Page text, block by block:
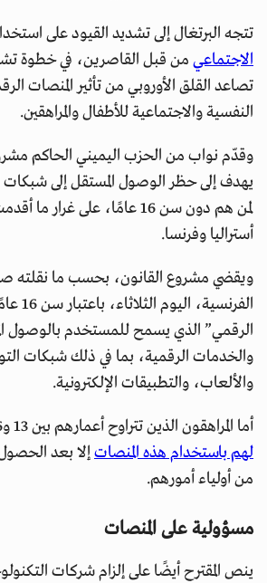
تتجه البرتغال إلى تشديد القيود على
الاجتماعي من قبل القاصرين، في خطوة
تصاعد القلق الأوروبي من تأثير المنصات
النفسية والاجتماعية للأطفال والمراهقين.
وقدّم نواب من الحزب اليميني الحاكم
يهدف إلى حظر الوصول المستقل إلى شبكات
لمن هم دون سن 16 عامًا، على
أستراليا وفرنسا.
ويقضي مشروع القانون، بحسب ما
الرقمي” الذي يسمح للمستخدم بالوصول
والخدمات الرقمية، بما في ذلك شبكات
والألعاب، والتطبيقات الإلكترونية.
أما المراهقون الذين تتراوح أعمارهم بين 13 و16 عامًا، فلن
لهم باستخدام هذه المنصاتإلا بعد
من أولياء أمورهم.
مسؤولية على المنصات
ينص المقترح أيضًا على إلزام شركات